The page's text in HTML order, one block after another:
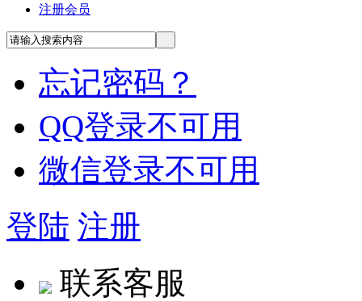
注册会员
忘记密码？
QQ登录不可用
微信登录不可用
登陆 注册
联系客服